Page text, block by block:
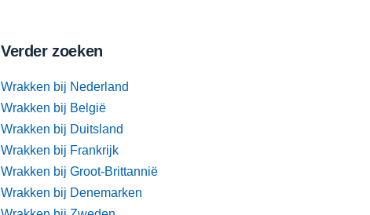
Verder zoeken
Wrakken bij Nederland
Wrakken bij België
Wrakken bij Duitsland
Wrakken bij Frankrijk
Wrakken bij Groot-Brittannië
Wrakken bij Denemarken